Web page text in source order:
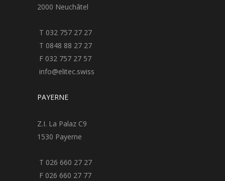
2000 Neuchâtel
T 032 757 27 27
T 0848 88 27 27
F 032 757 27 57
info@elitec.swiss
PAYERNE
Z.I. La Palaz C9
1530 Payerne
T 026 660 27 27
F 026 660 27 77